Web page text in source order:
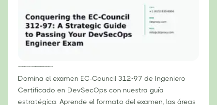
Domina el examen EC-Council 312-97 de Ingeniero
Certificado en DevSecOps con nuestra guía
estratégica. Aprende el formato del examen, las áreas